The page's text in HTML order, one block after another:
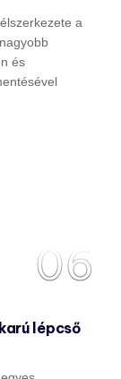
a
és
06
lépcső